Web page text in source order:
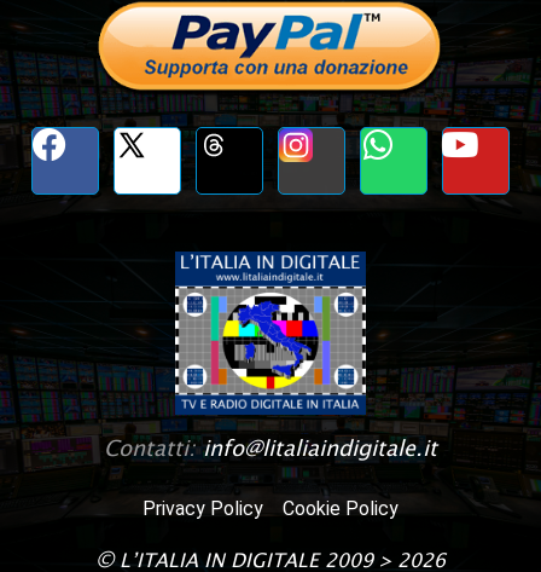
Contatti:info@litaliaindigitale.it
Privacy Policy Cookie Policy
© L’ITALIA IN DIGITALE2009 > 2026